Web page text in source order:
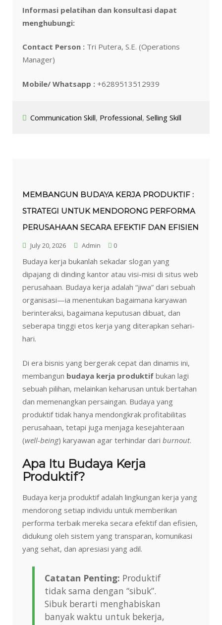
Informasi pelatihan dan konsultasi dapat
menghubungi:
Contact Person : Tri Putera, S.E. (Operations
Manager)
Mobile/ Whatsapp : +6289513512939
Communication Skill, Professional, Selling Skill
MEMBANGUN BUDAYA KERJA PRODUKTIF :
STRATEGI UNTUK MENDORONG PERFORMA
PERUSAHAAN SECARA EFEKTIF DAN EFISIEN
July 20, 2026 Admin 0
Budaya kerja bukanlah sekadar slogan yang
dipajang di dinding kantor atau visi-misi di situs web
perusahaan. Budaya kerja adalah “jiwa” dari sebuah
organisasi—ia menentukan bagaimana karyawan
berinteraksi, bagaimana keputusan dibuat, dan
seberapa tinggi etos kerja yang diterapkan sehari-
hari.
Di era bisnis yang bergerak cepat dan dinamis ini,
membangun budaya kerja produktif bukan lagi
sebuah pilihan, melainkan keharusan untuk bertahan
dan memenangkan persaingan. Budaya yang
produktif tidak hanya mendongkrak profitabilitas
perusahaan, tetapi juga menjaga kesejahteraan
(well-being) karyawan agar terhindar dari burnout.
Apa Itu Budaya Kerja
Produktif?
Budaya kerja produktif adalah lingkungan kerja yang
mendorong setiap individu untuk memberikan
performa terbaik mereka secara efektif dan efisien,
didukung oleh sistem yang transparan, komunikasi
yang sehat, dan apresiasi yang adil.
Catatan Penting: Produktif
tidak sama dengan “sibuk”.
Sibuk berarti menghabiskan
banyak waktu untuk bekerja,